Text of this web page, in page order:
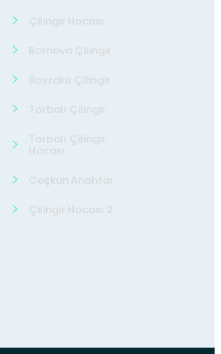
Çilingir Hocası
Bornova Çilingir
Bayraklı Çilingir
Torbalı Çilingir
Torbalı Çilingir
Hocası
Coşkun Anahtar
Çilingir Hocası 2